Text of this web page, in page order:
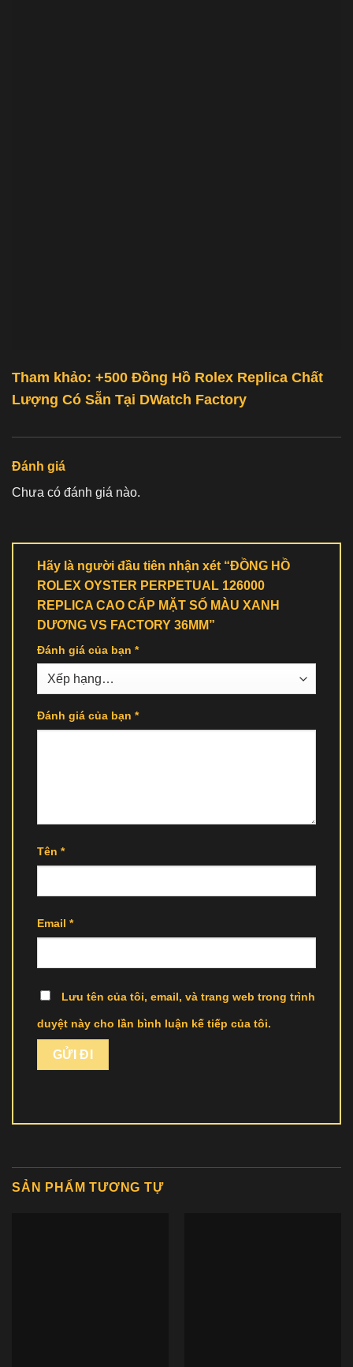
Tham khảo: +500 Đồng Hồ Rolex Replica Chất
Lượng Có Sẵn Tại DWatch Factory
Đánh giá
Chưa có đánh giá nào.
Hãy là người đầu tiên nhận xét “ĐỒNG HỒ
ROLEX OYSTER PERPETUAL 126000
REPLICA CAO CẤP MẶT SỐ MÀU XANH
DƯƠNG VS FACTORY 36MM”
Đánh giá của bạn *
Đánh giá của bạn *
Tên *
Email *
Lưu tên của tôi, email, và trang web trong trình
duyệt này cho lần bình luận kế tiếp của tôi.
SẢN PHẨM TƯƠNG TỰ